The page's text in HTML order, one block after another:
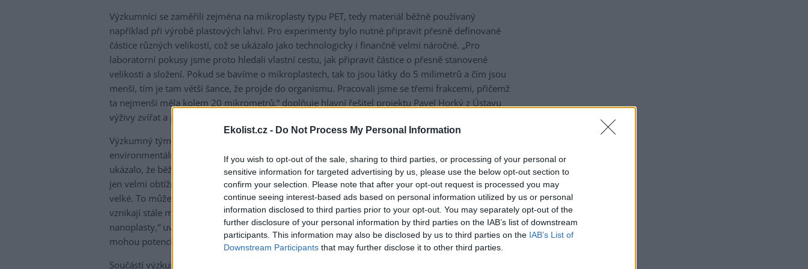
Ekolist.cz - Do Not Process My Personal Information
If you wish to opt-out of the sale, sharing to third parties, or processing of your personal or
sensitive information for targeted advertising by us, please use the below opt-out section to
confirm your selection. Please note that after your opt-out request is processed you may
continue seeing interest-based ads based on personal information utilized by us or personal
information disclosed to third parties prior to your opt-out. You may separately opt-out of the
further disclosure of your personal information by third parties on the IAB’s list of downstream
participants. This information may also be disclosed by us to third parties on the IAB’s List of
Downstream Participants that may further disclose it to other third parties.
Výzkumníci se zaměřili zejména na mikroplasty typu PET, tedy materiál běžně používaný
například při výrobě plastových lahví. Pro experimenty bylo nutné připravit přesně definované
částice různých velikostí, což se ukázalo jako technologicky i finančně velmi náročné. „Pro
laboratorní pokusy jsme proto hledali vlastní cestu, jak připravit částice o přesně stanovené
velikosti a složení. Pokud se bavíme o mikroplastech, tak to jsou látky do 5 milimetrů a čím jsou
menší, tím je tam větší šance, že projde do organismu. Pracovali jsme se třemi frakcemi, přičemž
ta nejmenší měla kolem 20 mikrometrů,“ doplňuje hlavní řešitel projektu Pavel Horký z Ústavu
výživy zvířat a pícninářství.
Výzkumný tým následně testoval přítomnost a vliv mikroplastů v různých typech biologických a
environmentálních vzorků od půdy přes rostliny až po tkáně drůbeže. V případě rostlin se
ukázalo, že běžné mikroplasty o velikosti několika mikrometrů se do rostlinných pletiv dostávají
jen velmi obtížně. „Klasické mikroplasty jsou pro kořenový systém rostlin pravděpodobně příliš
velké. To může být do určité míry pozitivní zpráva. Zároveň ale víme, že v půdě postupně
vznikají stále menší částice, které už rostlinami procházet mohou, jsou to především
nanoplasty,“ uvádí Skaličková. Významnější riziko by mohly představovat v budoucnu, kdy
mohou potenciálně způsobit retardace kořenových systémů rostlin.
Součástí výzkumu byly také experimenty zaměřené na vliv mikroplastů na drůbež. „V